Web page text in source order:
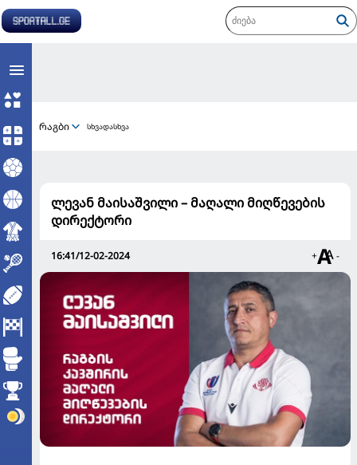
რაგბი სხვადასხვა
ლევან მაისაშვილი – მაღალი მიღწევების
დირექტორი
16:41/12-02-2024 + -